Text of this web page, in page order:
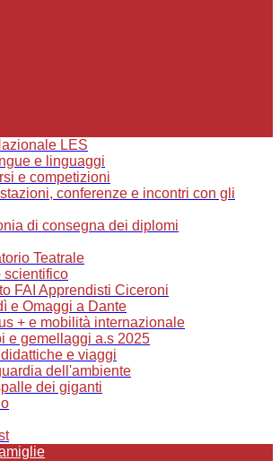
LES
e linguaggi
e competizioni
conferenze e incontri con gli
di consegna dei diplomi
Teatrale
scientifico
FAI Apprendisti Ciceroni
e Omaggi a Dante
+ e mobilità internazionale
e gemellaggi a.s 2025
e viaggi
dell'ambiente
dei giganti